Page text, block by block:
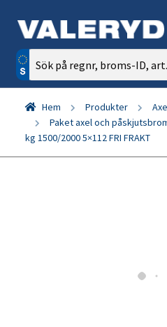
Sök
efter:
Hem Produkter
Paket axel och
kg 1500/2000 5×112 FRI FRAKT